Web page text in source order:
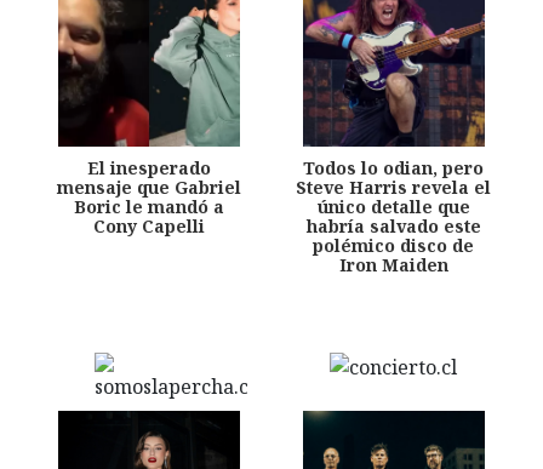
El inesperado
mensaje que Gabriel
Boric le mandó a
Cony Capelli
Todos lo odian, pero
Steve Harris revela el
único detalle que
habría salvado este
polémico disco de
Iron Maiden